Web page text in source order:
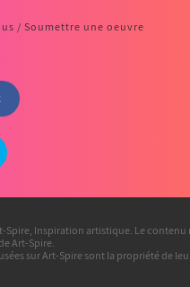
/ Soumettre une oeuvre
Spire, Inspiration artistique. Le
Art-Spire.
sur Art-Spire sont la propriété de